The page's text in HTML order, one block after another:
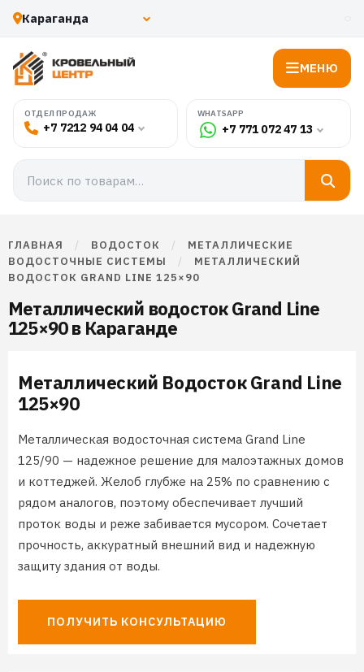
МЕНЮ
ОТДЕЛ ПРОДАЖ
+7 7212 94 04 04
WHATSAPP
+7 771 072 47 13
ГЛАВНАЯ / ВОДОСТОК /
МЕТАЛЛИЧЕСКИЕ
ВОДОСТОЧНЫЕ СИСТЕМЫ
/
МЕТАЛЛИЧЕСКИЙ
ВОДОСТОК GRAND LINE 125×90
Металлический водосток Grand Line
125×90 в Караганде
Металлический Водосток Grand Line
125×90
Металлическая водосточная система Grand Line
125/90 — надежное решение для малоэтажных домов
и коттеджей. Желоб глубже на 25% по сравнению с
рядом аналогов, поэтому обеспечивает лучший
проток воды и реже забивается мусором. Сочетает
прочность, аккуратный внешний вид и надежную
защиту здания от воды.
ПОЛУЧИТЬ КОНСУЛЬТАЦИЮ